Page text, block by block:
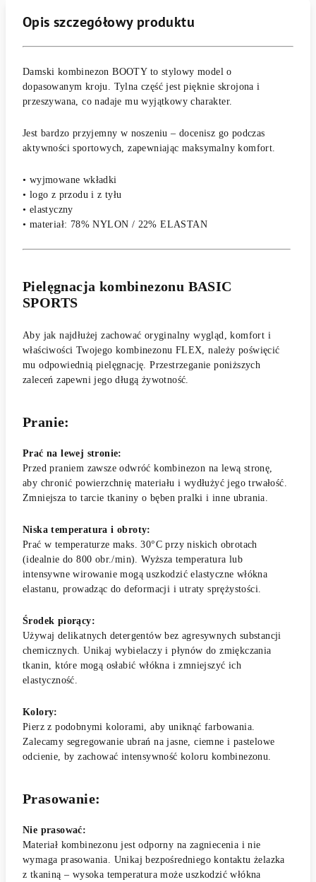
Opis szczegółowy produktu
Damski kombinezon BOOTY to stylowy model o
dopasowanym kroju. Tylna część jest pięknie skrojona i
przeszywana, co nadaje mu wyjątkowy charakter.
Jest bardzo przyjemny w noszeniu – docenisz go podczas
aktywności sportowych, zapewniając maksymalny komfort.
• wyjmowane wkładki
• logo z przodu i z tyłu
• elastyczny
• materiał: 78% NYLON / 22% ELASTAN
Pielęgnacja kombinezonu BASIC
SPORTS
Aby jak najdłużej zachować oryginalny wygląd, komfort i
właściwości Twojego kombinezonu FLEX, należy poświęcić
mu odpowiednią pielęgnację. Przestrzeganie poniższych
zaleceń zapewni jego długą żywotność.
Pranie:
Prać na lewej stronie:
Przed praniem zawsze odwróć kombinezon na lewą stronę,
aby chronić powierzchnię materiału i wydłużyć jego trwałość.
Zmniejsza to tarcie tkaniny o bęben pralki i inne ubrania.
Niska temperatura i obroty:
Prać w temperaturze maks. 30°C przy niskich obrotach
(idealnie do 800 obr./min). Wyższa temperatura lub
intensywne wirowanie mogą uszkodzić elastyczne włókna
elastanu, prowadząc do deformacji i utraty sprężystości.
Środek piorący:
Używaj delikatnych detergentów bez agresywnych substancji
chemicznych. Unikaj wybielaczy i płynów do zmiękczania
tkanin, które mogą osłabić włókna i zmniejszyć ich
elastyczność.
Kolory:
Pierz z podobnymi kolorami, aby uniknąć farbowania.
Zalecamy segregowanie ubrań na jasne, ciemne i pastelowe
odcienie, by zachować intensywność koloru kombinezonu.
Prasowanie:
Nie prasować:
Materiał kombinezonu jest odporny na zagniecenia i nie
wymaga prasowania. Unikaj bezpośredniego kontaktu żelazka
z tkaniną – wysoka temperatura może uszkodzić włókna